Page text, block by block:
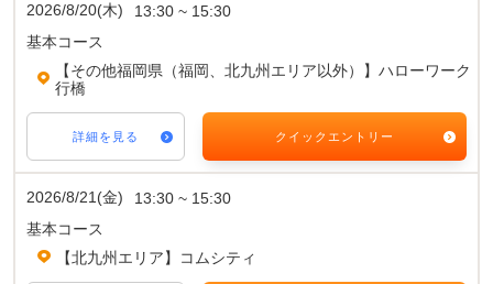
2026/8/20(木)
13:30 ~ 15:30
基本コース
【その他福岡県（福岡、北九州エリア以外）】ハローワーク
行橋
詳細を見る クイックエントリー
2026/8/21(金)
13:30 ~ 15:30
基本コース
【北九州エリア】コムシティ